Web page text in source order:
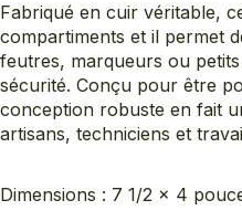
Fabriqué en cuir véritable,
compartiments et il permet
feutres, marqueurs ou
sécurité. Conçu pour être
conception robuste en fait
artisans, techniciens et
Dimensions : 7 1/2 x 4